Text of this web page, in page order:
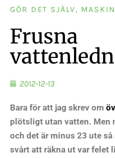
GÖR DET SJÄLV,
Frusna
2012-12-13
Bara för att jag skrev om
plötsligt utan vatten. Men
och det är minus 23 ute
svårt att räkna ut var felet